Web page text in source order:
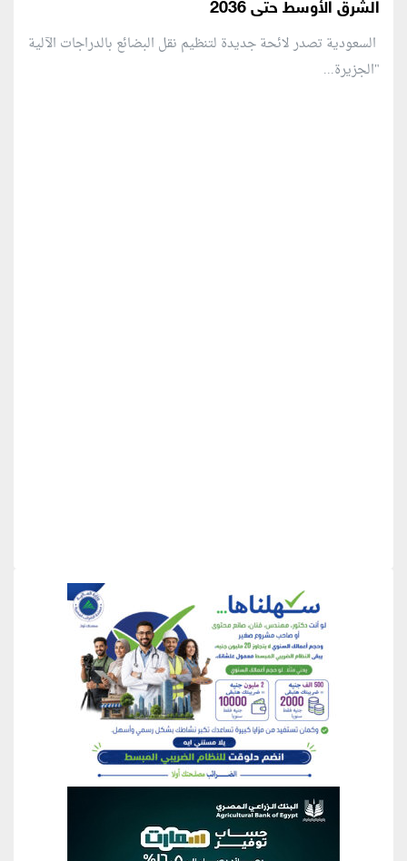
الشرق الأوسط حتى 2036
السعودية تصدر لائحة جديدة لتنظيم نقل البضائع بالدراجات الآلية
"الجزيرة...
منطقة إعلانية
منطقة إعلانية